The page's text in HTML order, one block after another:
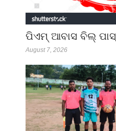
ପିଏମ୍ ଆବାସ ବିଲ୍
August 7, 2026